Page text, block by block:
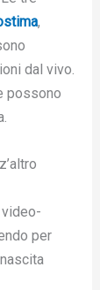
,
dal vivo.
possono
video-
per